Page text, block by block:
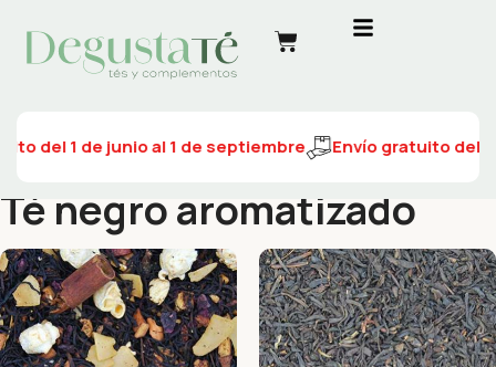
del 1 de junio al 1 de septiembre Envío gratuito del 1
Té negro aromatizado